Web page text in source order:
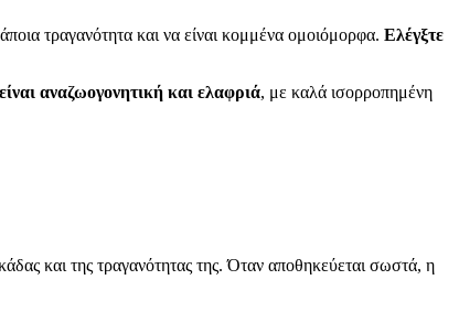
τραγανότητα και να είναι κομμένα ομοιόμορφα. Ελέγξτε
αναζωογονητική και ελαφριά, με καλά ισορροπημένη
και της τραγανότητας της. Όταν αποθηκεύεται σωστά, η